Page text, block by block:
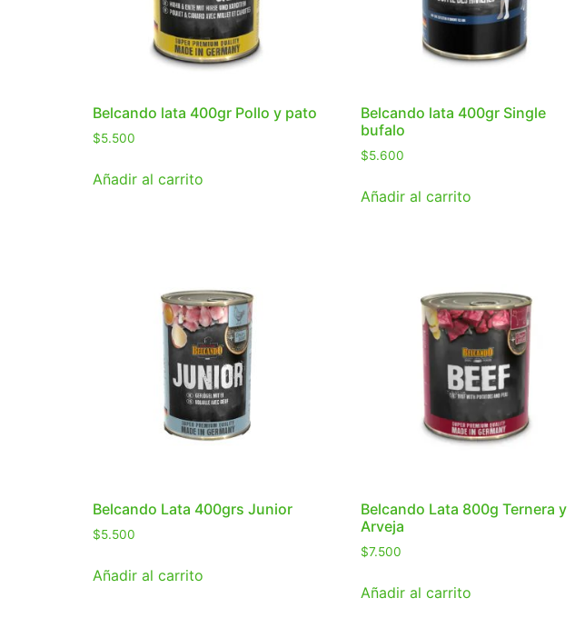
Belcando lata 400gr Pollo y pato
$5.500
Añadir al carrito
Belcando lata 400gr Single
bufalo
$5.600
Añadir al carrito
Belcando Lata 400grs Junior
$5.500
Añadir al carrito
Belcando Lata 800g Ternera y
Arveja
$7.500
Añadir al carrito